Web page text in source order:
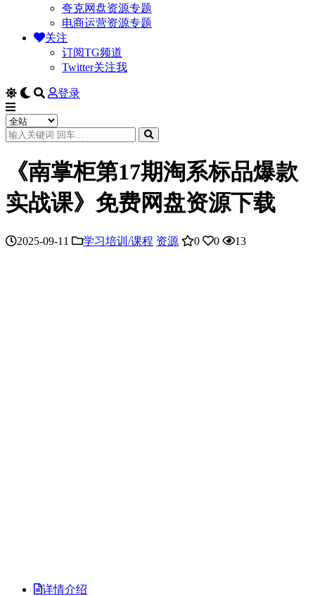
夸克网盘资源专题
电商运营资源专题
关注
订阅TG频道
Twitter关注我
登录
《南掌柜第17期淘系标品爆款
实战课》免费网盘资源下载
2025-09-11 学习培训/课程 资源 0 0 13
详情介绍